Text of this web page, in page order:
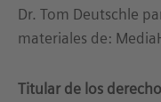
Dr. Tom Deutschle
materiales de:
Titular de los